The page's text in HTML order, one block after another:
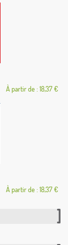
À partir de : 18,37 €
À partir de : 18,37 €